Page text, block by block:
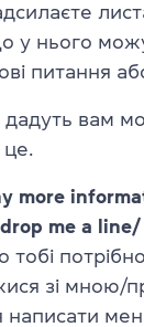
у нього
питання
дадуть вам
more
me a
зі мною/